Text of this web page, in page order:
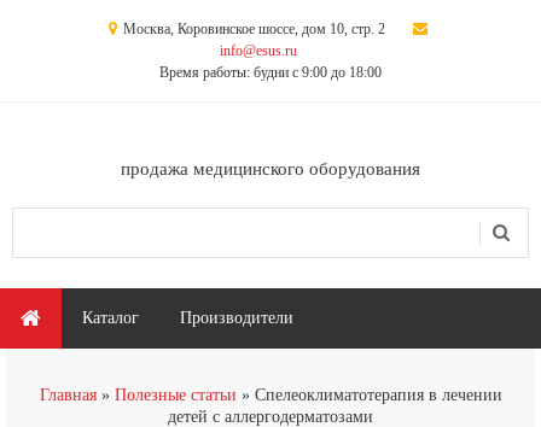
Москва, Коровинское шоссе, дом 10, стр. 2
info@esus.ru
Время работы: будни с 9:00 до 18:00
продажа медицинского оборудования
Главное меню
Каталог Производители
Главная Полезные статьи
Спелеоклиматотерапия в лечении
детей с аллергодерматозами